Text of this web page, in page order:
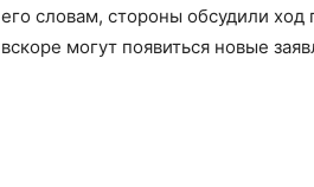
его словам, стороны обсудили
вскоре могут появиться новые